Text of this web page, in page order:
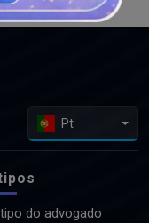
Pt
do advogado